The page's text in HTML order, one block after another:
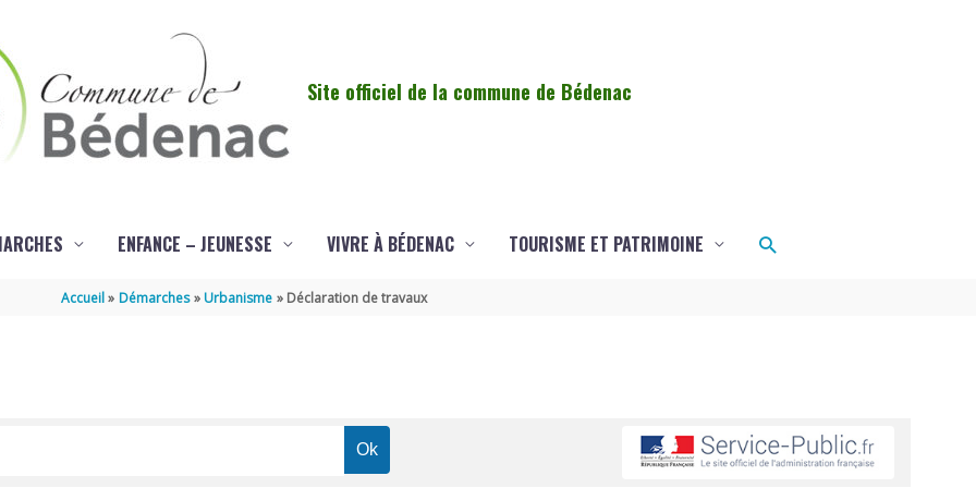
Site officiel de la commune de Bédenac
ENFANCE – JEUNESSE VIVRE À BÉDENAC TOURISME ET PATRIMOINE Rechercher
Accueil Démarches Urbanisme Déclaration de travaux